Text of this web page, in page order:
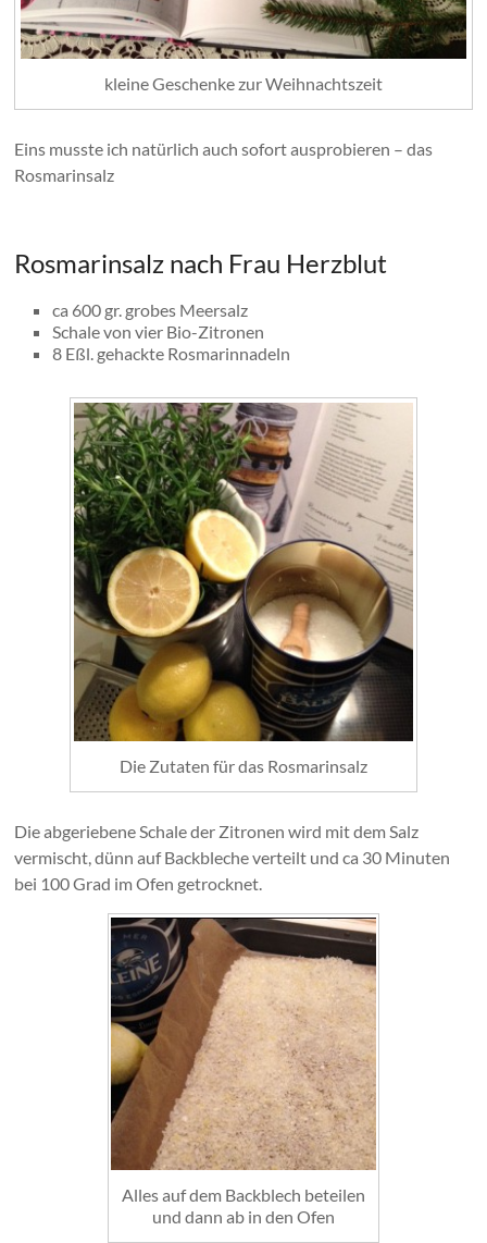
kleine Geschenke zur Weihnachtszeit
Eins musste ich natürlich auch sofort ausprobieren – das
Rosmarinsalz
Rosmarinsalz nach Frau Herzblut
ca 600 gr. grobes Meersalz
Schale von vier Bio-Zitronen
8 Eßl. gehackte Rosmarinnadeln
Die Zutaten für das Rosmarinsalz
Die abgeriebene Schale der Zitronen wird mit dem Salz
vermischt, dünn auf Backbleche verteilt und ca 30 Minuten
bei 100 Grad im Ofen getrocknet.
Alles auf dem Backblech beteilen
und dann ab in den Ofen